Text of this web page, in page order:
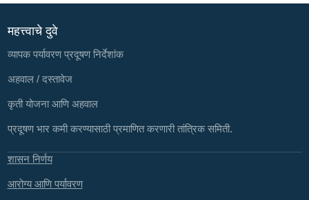
महत्त्वाचे दुवे
व्यापक पर्यावरण प्रदूषण निर्देशांक
अहवाल / दस्तावेज
कृती योजना आणि अहवाल
प्रदूषण भार कमी करण्यासाठी प्रमाणित करणारी तांत्रिक समिती.
शासन निर्णय
आरोग्य आणि पर्यावरण